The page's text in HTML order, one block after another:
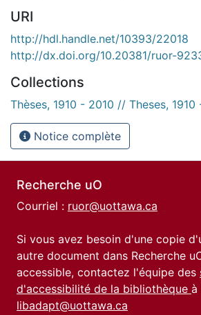
URI
http://hdl.handle.net/10393/22018
http://dx.doi.org/10.20381/ruor-
Collections
Thèses, 1910 - 2010 // Theses, 1910
Notice complète
Recherche uO
Courriel : ruor@uottawa.ca
Si vous avez besoin d'une copie
autre document dans Recherche
accessible, contactez l'équipe des
d'accessibilité de la bibliothèque à
libadapt@uottawa.ca